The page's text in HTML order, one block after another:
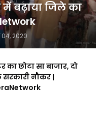
बढ़ाया जिले का
2020
छोटा सा बाजार, दो
नौकर |